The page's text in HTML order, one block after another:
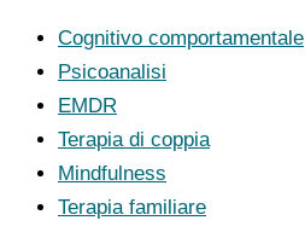
Cognitivo comportamentale
Psicoanalisi
EMDR
Terapia di coppia
Mindfulness
Terapia familiare